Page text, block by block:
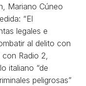
Mariano Cúneo
“El
legales e
al delito con
Radio 2,
italiano “de
peligrosas”